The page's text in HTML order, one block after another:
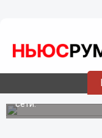
08.08.201515:19
В мясной
кишечную
Россельхознадзор
сети.